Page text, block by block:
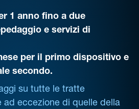
1 anno fino a due
e servizi di
per il primo dispositivo e
secondo.
su tutte le tratte
ad eccezione di quelle della